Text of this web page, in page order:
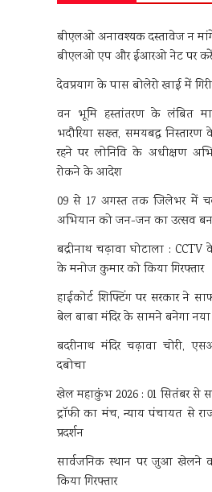
बीएलओ अनावश्यक दस्तावेज न
बीएलओ एप और ईआरओ नेट पर
देवप्रयाग के पास बोलेरो खाई में
वन भूमि हस्तांतरण के लंबित
भदौरिया सख्त, समयबद्ध
रहने पर लोनिवि के अधीक्षण
रोकने के आदेश
09 से 17 अगस्त तक जिलेभर में
अभियान को जन-जन का उत्सव
बद्रीनाथ चढ़ावा घोटाला :
के मनोज कुमार को किया गिरफ्तार
हाईकोर्ट शिफ्टिंग पर सरकार ने
बेल बाबा मंदिर के सामने बनेगा नया
बदरीनाथ मंदिर चढ़ावा चोरी,
दबोचा
खेल महाकुंभ 2026 : 01 सितंबर से
ट्रॉफी का मंच, न्याय पंचायत से
प्रदर्शन
सार्वजनिक स्थान पर जुआ खेलने
किया गिरफ्तार